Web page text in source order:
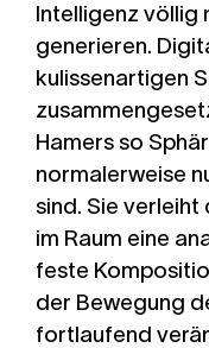
Intelligenz völlig
generieren.
kulissenartigen
Hamers so
normalerweise
sind. Sie
im Raum eine
feste
der Bewegung
fortlaufend